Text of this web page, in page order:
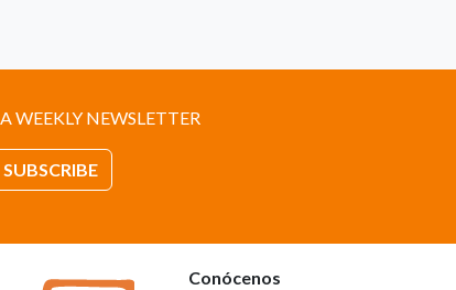
WEEKLY NEWSLETTER
SUBSCRIBE
Conócenos